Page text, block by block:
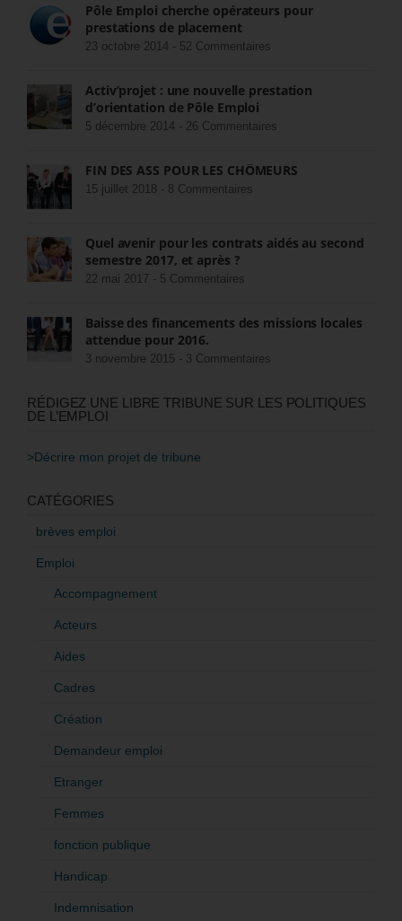
Pôle Emploi cherche opérateurs pour
prestations de placement
23 octobre 2014 - 52 Commentaires
Activ’projet : une nouvelle prestation
d’orientation de Pôle Emploi
5 décembre 2014 - 26 Commentaires
FIN DES ASS POUR LES CHÔMEURS
15 juillet 2018 - 8 Commentaires
Quel avenir pour les contrats aidés au second
semestre 2017, et après ?
22 mai 2017 - 5 Commentaires
Baisse des financements des missions locales
attendue pour 2016.
3 novembre 2015 - 3 Commentaires
RÉDIGEZ UNE LIBRE TRIBUNE SUR LES POLITIQUES
DE L’EMPLOI
>Décrire mon projet de tribune
CATÉGORIES
brèves emploi
Emploi
Accompagnement
Acteurs
Aides
Cadres
Création
Demandeur emploi
Etranger
Femmes
fonction publique
Handicap
Indemnisation